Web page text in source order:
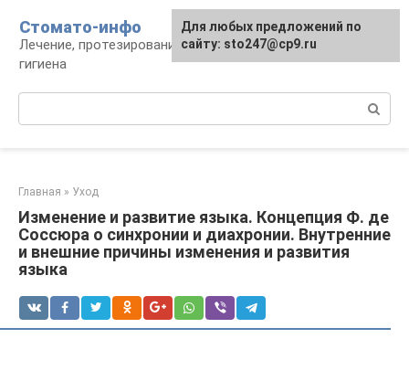
контенту
Стомато-инфо
Лечение, протезирование, ортодонтия,
гигиена
Главная » Уход
Изменение и развитие языка. Концепция Ф. де
Соссюра о синхронии и диахронии. Внутренние
и внешние причины изменения и развития
языка
Для любых предложений по
сайту: sto247@cp9.ru